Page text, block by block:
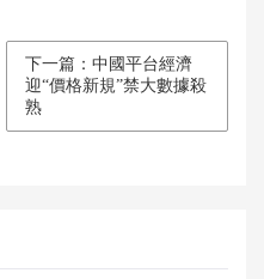
下一篇：中國平台經濟
迎“價格新規”禁大數據殺
熟